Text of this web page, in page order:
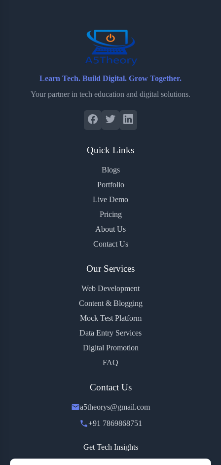
Learn Tech. Build Digital. Grow Together.
Your partner in tech education and digital solutions.
Quick Links
Blogs
Portfolio
Live Demo
Pricing
About Us
Contact Us
Our Services
Web Development
Content & Blogging
Mock Test Platform
Data Entry Services
Digital Promotion
FAQ
Contact Us
a5theorys@gmail.com
+91 7869868751
Get Tech Insights